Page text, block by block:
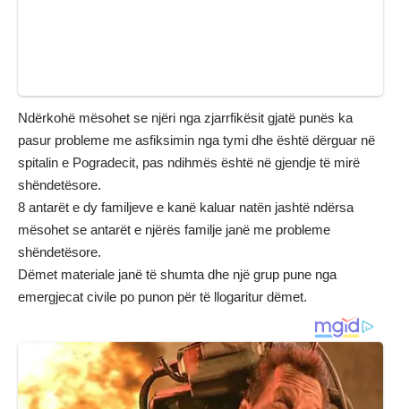
Ndërkohë mësohet se njëri nga zjarrfikësit gjatë punës ka
pasur probleme me asfiksimin nga tymi dhe është dërguar në
spitalin e Pogradecit, pas ndihmës është në gjendje të mirë
shëndetësore.
8 antarët e dy familjeve e kanë kaluar natën jashtë ndërsa
mësohet se antarët e njërës familje janë me probleme
shëndetësore.
Dëmet materiale janë të shumta dhe një grup pune nga
emergjecat civile po punon për të llogaritur dëmet.